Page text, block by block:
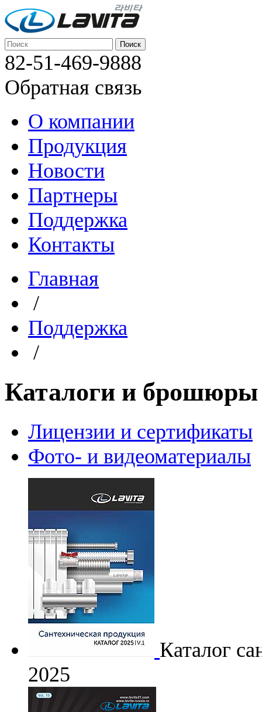
82-51-469-9888
Обратная связь
О компании
Продукция
Новости
Партнеры
Поддержка
Контакты
Главная
/
Поддержка
/
Каталоги и брошюры
Лицензии и сертификаты
Фото- и видеоматериалы
Каталог
2025